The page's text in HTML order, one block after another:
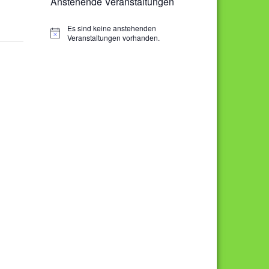
H
Es sind keine anstehenden
Veranstaltungen vorhanden.